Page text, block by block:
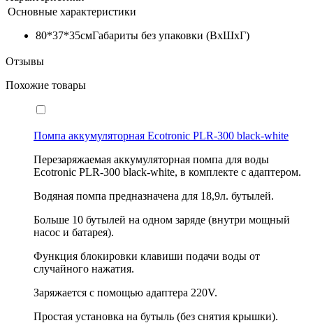
Основные характеристики
80*37*35смГабариты без упаковки (ВxШxГ)
Отзывы
Похожие товары
Помпа аккумуляторная Ecotronic PLR-300 black-white
Перезаряжаемая аккумуляторная помпа для воды
Ecotronic PLR-300 black-white, в комплекте с адаптером.
Водяная помпа предназначена для 18,9л. бутылей.
Больше 10 бутылей на одном заряде (внутри мощный
насос и батарея).
Функция блокировки клавиши подачи воды от
случайного нажатия.
Заряжается с помощью адаптера 220V.
Простая установка на бутыль (без снятия крышки).